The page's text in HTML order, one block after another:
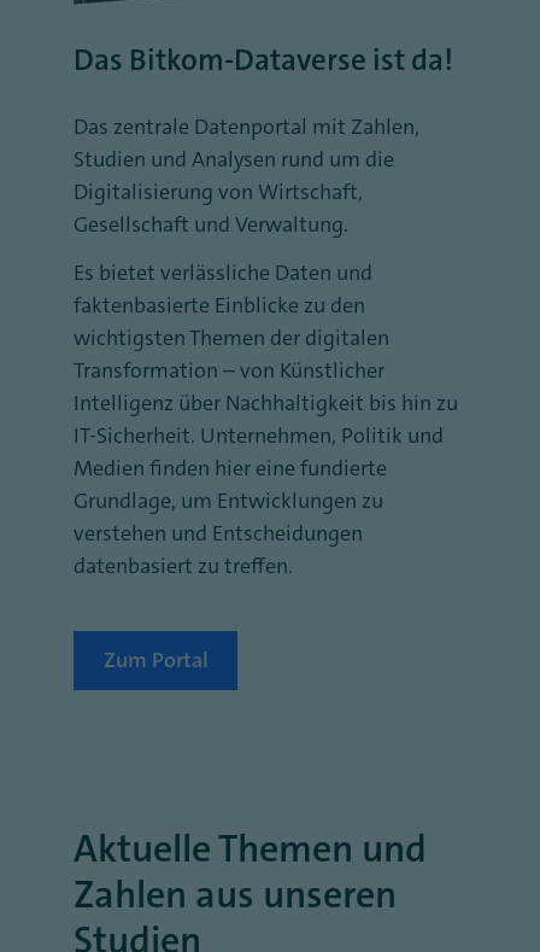
Das Bitkom-Dataverse ist da!
Das zentrale Datenportal mit Zahlen,
Studien und Analysen rund um die
Digitalisierung von Wirtschaft,
Gesellschaft und Verwaltung.
Es bietet verlässliche Daten und
faktenbasierte Einblicke zu den
wichtigsten Themen der digitalen
Transformation – von Künstlicher
Intelligenz über Nachhaltigkeit bis hin zu
IT-Sicherheit. Unternehmen, Politik und
Medien finden hier eine fundierte
Grundlage, um Entwicklungen zu
verstehen und Entscheidungen
datenbasiert zu treffen.
Zum Portal
Aktuelle Themen und
Zahlen aus unseren
Studien